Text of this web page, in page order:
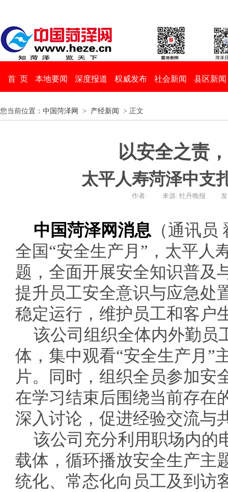
首 页 本地要闻 深度报道 权威发布 社会新闻 县区新闻
您当前位置： 中国菏泽网 > 产经新闻 > 正文
以安全之责
太平人寿菏泽中支
作者: 来源: 牡丹晚报
中国菏泽网消息 （通讯
全国“安全生产月”，太平人
题，全面开展安全知识普及
提升员工安全意识与应急处
稳定运行，维护员工和客户
该公司组织全体内外勤员
体，集中观看“安全生产月”
片。同时，组织全员参加安
在学习结束后围绕当前存在
深入讨论，促进经验交流与
该公司充分利用职场内的
载体，循环播放安全生产主
统化、常态化向员工及到访